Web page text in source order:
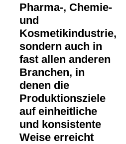
Pharma-, Chemie-
und
Kosmetikindustrie,
sondern auch in
fast allen anderen
Branchen, in
denen die
Produktionsziele
auf einheitliche
und konsistente
Weise erreicht